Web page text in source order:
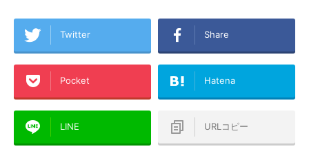
Twitter Share
Pocket Hatena
LINE URLコピー